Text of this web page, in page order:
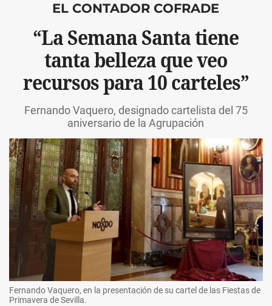
EL CONTADOR COFRADE
“La Semana Santa tiene
tanta belleza que veo
recursos para 10 carteles”
Fernando Vaquero, designado cartelista del 75
aniversario de la Agrupación
Fernando Vaquero, en la presentación de su cartel de las Fiestas de
Primavera de Sevilla.